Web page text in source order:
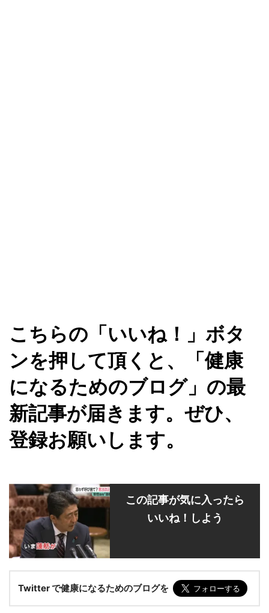
こちらの「いいね！」ボタ
ンを押して頂くと、「健康
になるためのブログ」の最
新記事が届きます。ぜひ、
登録お願いします。
この記事が気に入ったら
いいね！しよう
Twitter で健康になるためのブログを